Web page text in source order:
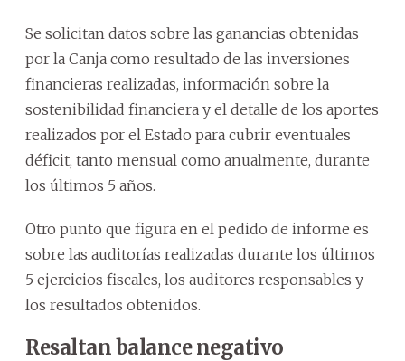
Se solicitan datos sobre las ganancias obtenidas
por la Canja como resultado de las inversiones
financieras realizadas, información sobre la
sostenibilidad financiera y el detalle de los aportes
realizados por el Estado para cubrir eventuales
déficit, tanto mensual como anualmente, durante
los últimos 5 años.
Otro punto que figura en el pedido de informe es
sobre las auditorías realizadas durante los últimos
5 ejercicios fiscales, los auditores responsables y
los resultados obtenidos.
Resaltan balance negativo